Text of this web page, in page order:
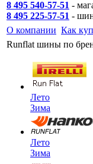
8 495 540-57-51 -
8 495 225-57-51 -
О компании Как
Runflat шины по
Лето
Зима
Лето
Зима